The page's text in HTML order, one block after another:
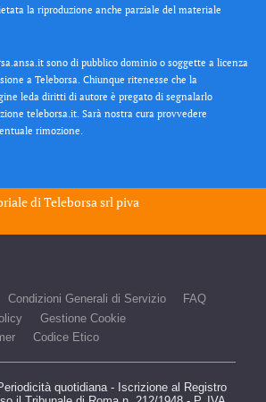
la riproduzione anche parziale del materiale
sono di pubblico dominio o soggette a licenza
a Teleborsa. Chiunque ritenesse che la
leda diritti di autore è pregato di segnalarlo
teleborsa.it. Sarà nostra cura provvedere
rimozione.
diTeleborsa srlpiva
Condizioni Generali di Servizio
FAQ
Gestione Cookie
Codice Etico
quotidiana - Iscrizione al Registro